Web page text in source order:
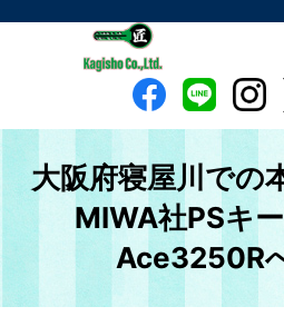
大阪府寝屋川での
MIWA社PSキ
Ace3250R